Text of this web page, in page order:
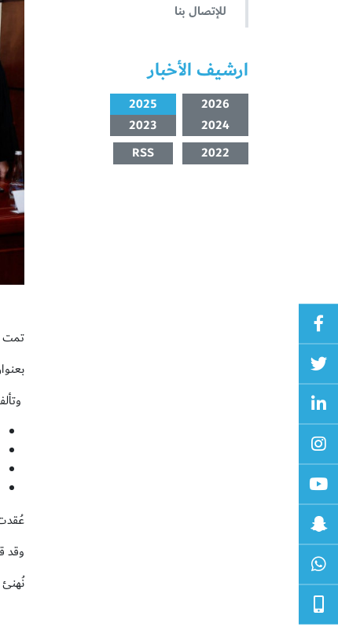
للإتصال بنا
ارشيف الأخبار
2026
2025
2024
2023
2022
RSS
تمت
عُقدت
وقد
نُهنئ